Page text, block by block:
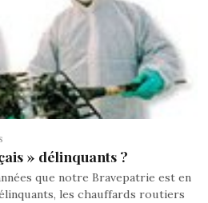
» délinquants ?
que notre Bravepatrie est en
les chauffards routiers